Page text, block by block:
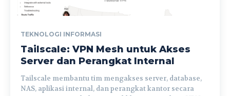
TEKNOLOGI INFORMASI
Tailscale: VPN Mesh untuk Akses
Server dan Perangkat Internal
Tailscale membantu tim mengakses server, database,
NAS, aplikasi internal, dan perangkat kantor secara